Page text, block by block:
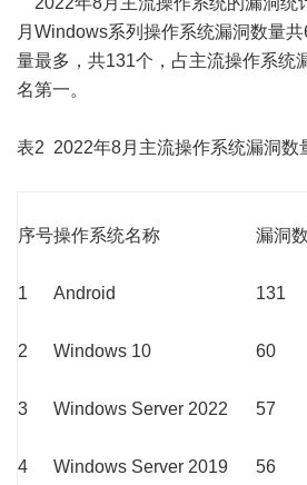
月Windows系列操作系统漏洞数量
量最多，共131个，占主流操作系统
名第一。
表2 2022年8月主流操作系统漏洞数
序号操作系统名称 漏洞
1 Android 131
2 Windows 10 60
3 Windows Server 2022 57
4 Windows Server 2019 56